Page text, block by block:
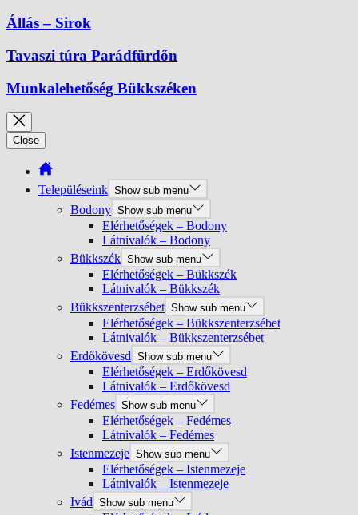
Állás – Sirok
Tavaszi túra Parádfürdőn
Munkalehetőség Bükkszéken
Close
Településeink Show sub menu
Bodony Show sub menu
Elérhetőségek – Bodony
Látnivalók – Bodony
Bükkszék Show sub menu
Elérhetőségek – Bükkszék
Látnivalók – Bükkszék
Bükkszenterzsébet Show sub menu
Elérhetőségek – Bükkszenterzsébet
Látnivalók – Bükkszenterzsébet
Erdőkövesd Show sub menu
Elérhetőségek – Erdőkövesd
Látnivalók – Erdőkövesd
Fedémes Show sub menu
Elérhetőségek – Fedémes
Látnivalók – Fedémes
Istenmezeje Show sub menu
Elérhetőségek – Istenmezeje
Látnivalók – Istenmezeje
Ivád Show sub menu